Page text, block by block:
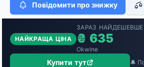
Повідомити про знижку
НАЙКРАЩА ЦІНА
ЗАРАЗ НАЙДЕШЕВШЕ
₴ 635
Okwine
Купити тут 🔔